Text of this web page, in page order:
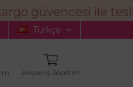
güvencesi ile
Türkçe
Alışveriş Sepetim